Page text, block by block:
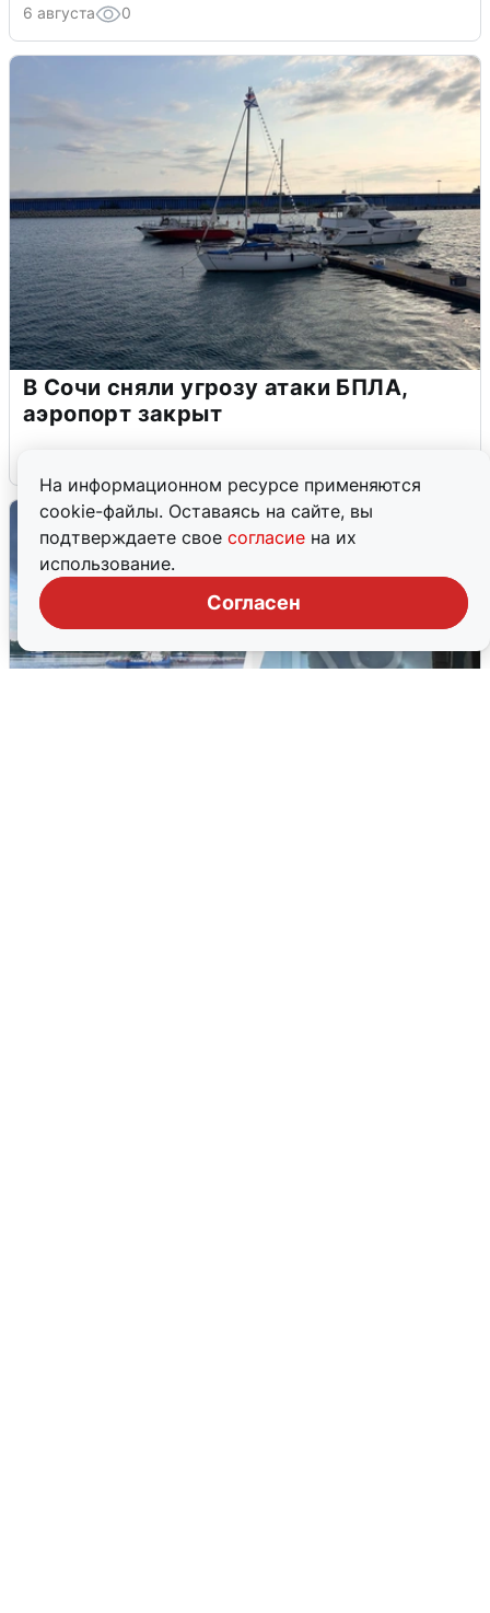
На информационном ресурсе применяются
cookie-файлы. Оставаясь на сайте, вы
подтверждаете свое согласие на их
использование.
Согласен
6 августа 0
В Сочи сняли угрозу атаки БПЛА,
аэропорт закрыт